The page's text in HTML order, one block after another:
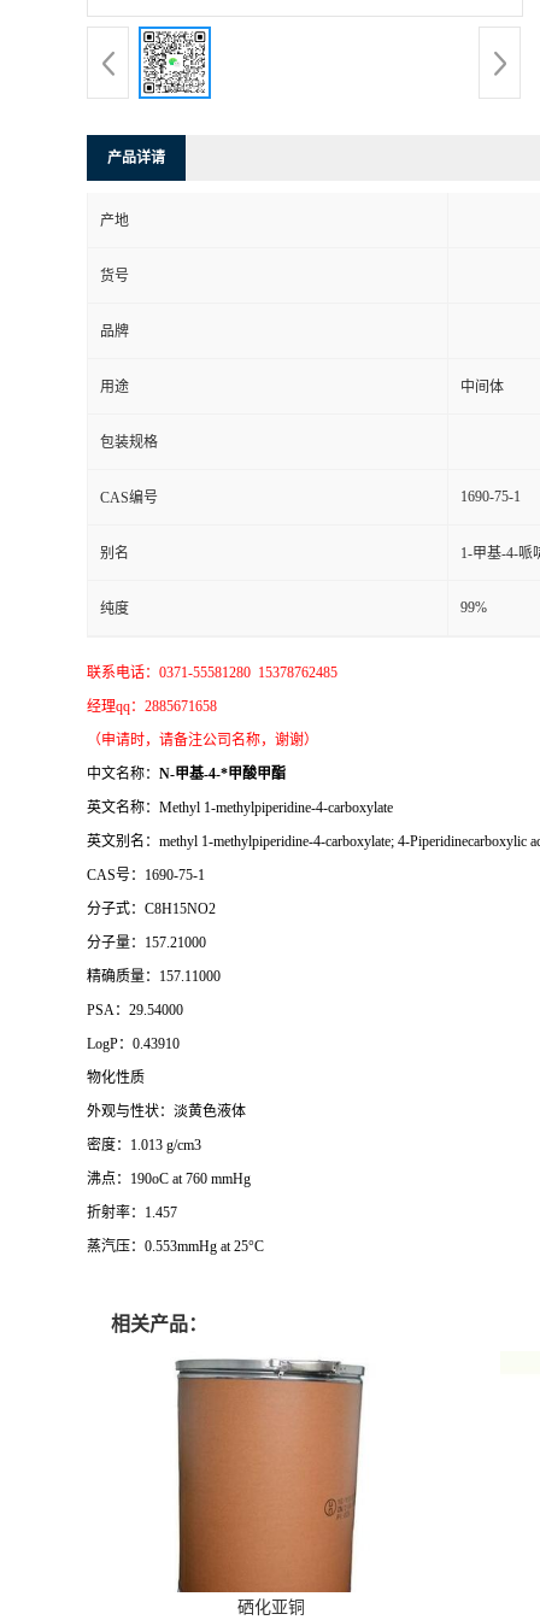
产品详请
产地
货号
品牌
用途 中间体
包装规格
CAS编号 1690-75-1
别名 1-甲基-4-哌
纯度 99%
联系电话：0371-55581280 15378762485
经理qq：2885671658
（申请时，请备注公司名称，谢谢）
中文名称： N-甲基-4-*甲酸甲酯
英文名称：Methyl 1-methylpiperidine-4-carboxylate
英文别名：methyl 1-methylpiperidine-4-carboxylate; 4-Piperidinecarboxylic
CAS号：1690-75-1
分子式：C8H15NO2
分子量：157.21000
精确质量：157.11000
PSA：29.54000
LogP：0.43910
物化性质
外观与性状：淡黄色液体
密度：1.013 g/cm3
沸点：190oC at 760 mmHg
折射率：1.457
蒸汽压：0.553mmHg at 25°C
相关产品：
硒化亚铜